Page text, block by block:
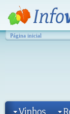
Página inicial